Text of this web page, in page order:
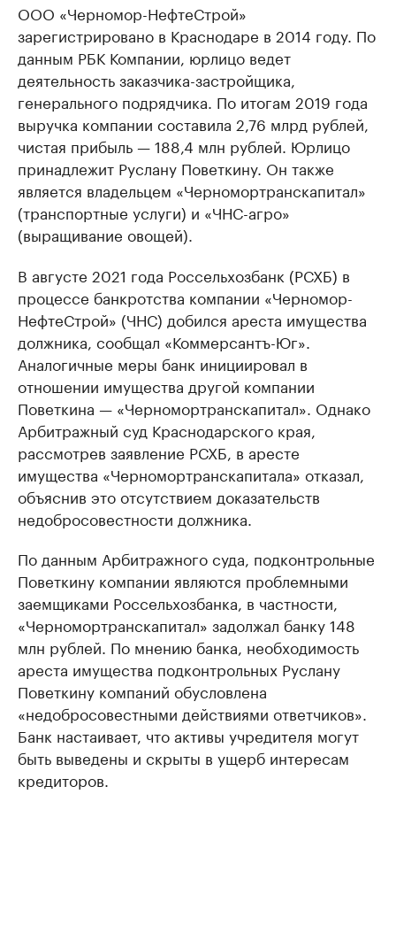
ООО «Черномор-НефтеСтрой»
зарегистрировано в Краснодаре в 2014 году. По
данным РБК Компании, юрлицо ведет
деятельность заказчика-застройщика,
генерального подрядчика. По итогам 2019 года
выручка компании составила 2,76 млрд рублей,
чистая прибыль — 188,4 млн рублей. Юрлицо
принадлежит Руслану Поветкину. Он также
является владельцем «Черномортранскапитал»
(транспортные услуги) и «ЧНС-агро»
(выращивание овощей).
В августе 2021 года Россельхозбанк (РСХБ) в
процессе банкротства компании «Черномор-
НефтеСтрой» (ЧНС) добился ареста имущества
должника, сообщал «Коммерсантъ-Юг».
Аналогичные меры банк инициировал в
отношении имущества другой компании
Поветкина — «Черномортранскапитал». Однако
Арбитражный суд Краснодарского края,
рассмотрев заявление РСХБ, в аресте
имущества «Черномортранскапитала» отказал,
объяснив это отсутствием доказательств
недобросовестности должника.
По данным Арбитражного суда, подконтрольные
Поветкину компании являются проблемными
заемщиками Россельхозбанка, в частности,
«Черномортранскапитал» задолжал банку 148
млн рублей. По мнению банка, необходимость
ареста имущества подконтрольных Руслану
Поветкину компаний обусловлена
«недобросовестными действиями ответчиков».
Банк настаивает, что активы учредителя могут
быть выведены и скрыты в ущерб интересам
кредиторов.